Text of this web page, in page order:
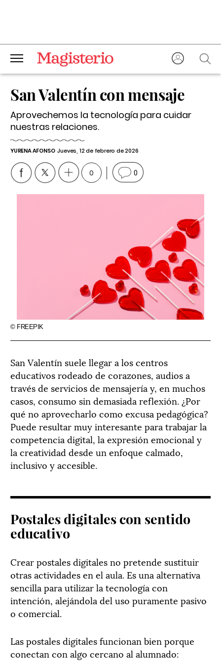
San Valentín con mensaje
Aprovechemos la tecnología para cuidar
nuestras relaciones.
YURENA AFONSO Jueves, 12 de febrero de 2026
0 0
© FREEPIK
San Valentín suele llegar a los centros
educativos rodeado de corazones, audios a
través de servicios de mensajería y, en muchos
casos, consumo sin demasiada reflexión. ¿Por
qué no aprovecharlo como excusa pedagógica?
Puede resultar muy interesante para trabajar la
competencia digital, la expresión emocional y
la creatividad desde un enfoque calmado,
inclusivo y accesible.
Postales digitales con sentido
educativo
Crear postales digitales no pretende sustituir
otras actividades en el aula. Es una alternativa
sencilla para utilizar la tecnología con
intención, alejándola del uso puramente pasivo
o comercial.
Las postales digitales funcionan bien porque
conectan con algo cercano al alumnado: